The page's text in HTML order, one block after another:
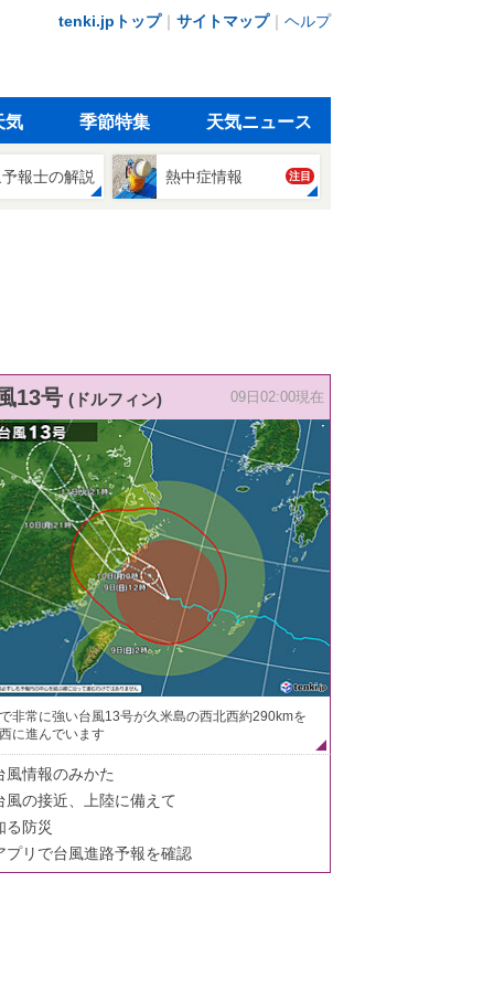
tenki.jpトップ｜ サイトマップ｜ ヘルプ
気 季節特集 天気ニュース
報士の解説 熱中症情報 注目
13号 (ドルフィン) 09日02:00現在
非常に強い台風13号が久米島の西北西約290kmを
に進んでいます
風情報のみかた
風の接近、上陸に備えて
る防災
プリで台風進路予報を確認